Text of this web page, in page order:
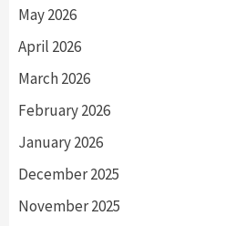
May 2026
April 2026
March 2026
February 2026
January 2026
December 2025
November 2025